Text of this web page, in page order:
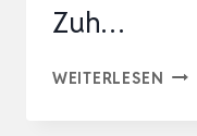
Zuh…
WEITERLESEN